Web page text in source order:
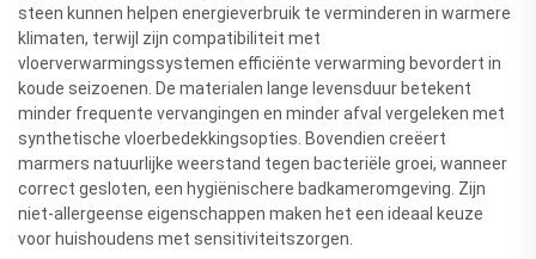
steen kunnen helpen energieverbruik te verminderen in warmere
klimaten, terwijl zijn compatibiliteit met
vloerverwarmingssystemen efficiënte verwarming bevordert in
koude seizoenen. De materialen lange levensduur betekent
minder frequente vervangingen en minder afval vergeleken met
synthetische vloerbedekkingsopties. Bovendien creëert
marmers natuurlijke weerstand tegen bacteriële groei, wanneer
correct gesloten, een hygiënischere badkameromgeving. Zijn
niet-allergeense eigenschappen maken het een ideaal keuze
voor huishoudens met sensitiviteitszorgen.